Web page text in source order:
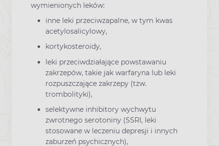
wymienionych leków:
inne leki przeciwzapalne, w tym kwas
acetylosalicylowy,
kortykosteroidy,
leki przeciwdziałające powstawaniu
zakrzepów, takie jak warfaryna lub leki
rozpuszczające zakrzepy (tzw.
trombolityki),
selektywne inhibitory wychwytu
zwrotnego serotoniny (SSRI, leki
stosowane w leczeniu depresji i innych
zaburzeń psychicznych),